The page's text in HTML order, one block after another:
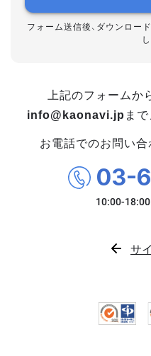
フォーム送信後、ダウンロー
上記のフォームか
info@kaonavi.jp ま
お電話でのお問い合
03-
サ